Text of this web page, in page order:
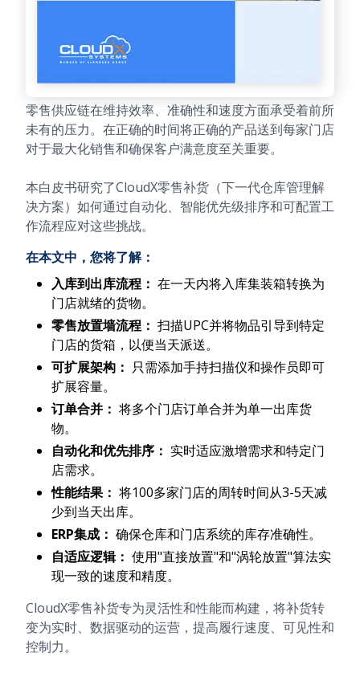
零售供应链在维持效率、准确性和速度方面承受着前所
未有的压力。在正确的时间将正确的产品送到每家门店
对于最大化销售和确保客户满意度至关重要。
本白皮书研究了CloudX零售补货（下一代仓库管理解
决方案）如何通过自动化、智能优先级排序和可配置工
作流程应对这些挑战。
在本文中，您将了解：
入库到出库流程： 在一天内将入库集装箱转换为
门店就绪的货物。
零售放置墙流程： 扫描UPC并将物品引导到特定
门店的货箱，以便当天派送。
可扩展架构： 只需添加手持扫描仪和操作员即可
扩展容量。
订单合并： 将多个门店订单合并为单一出库货
物。
自动化和优先排序： 实时适应激增需求和特定门
店需求。
性能结果： 将100多家门店的周转时间从3-5天减
少到当天出库。
ERP集成： 确保仓库和门店系统的库存准确性。
自适应逻辑： 使用"直接放置"和"涡轮放置"算法实
现一致的速度和精度。
CloudX零售补货专为灵活性和性能而构建，将补货转
变为实时、数据驱动的运营，提高履行速度、可见性和
控制力。